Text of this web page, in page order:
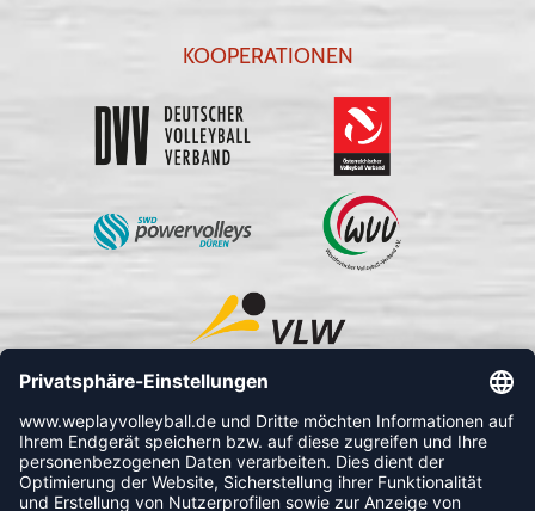
KOOPERATIONEN
FOLLOW US